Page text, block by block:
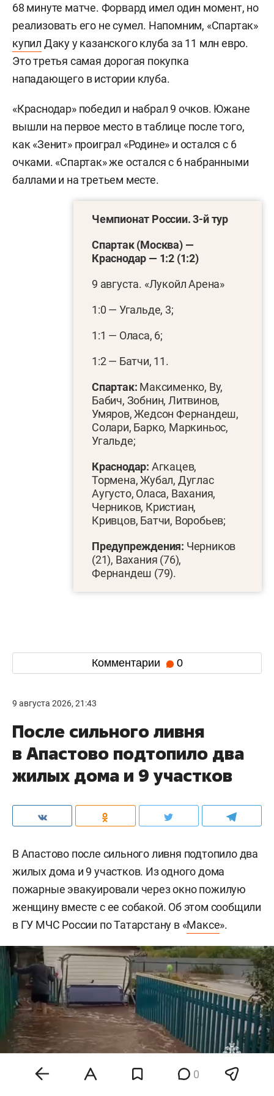
68 минуте матче. Форвард имел один момент, но
реализовать его не сумел. Напомним, «Спартак»
купил Даку у казанского клуба за 11 млн евро.
Это третья самая дорогая покупка
нападающего в истории клуба.
«Краснодар» победил и набрал 9 очков. Южане
вышли на первое место в таблице после того,
как «Зенит» проиграл «Родине» и остался с 6
очками. «Спартак» же остался с 6 набранными
баллами и на третьем месте.
Чемпионат России. 3-й тур
Спартак (Москва) —
Краснодар — 1:2 (1:2)
9 августа. «Лукойл Арена»
1:0 — Угальде, 3;
1:1 — Оласа, 6;
1:2 — Батчи, 11.
Спартак: Максименко, Ву,
Бабич, Зобнин, Литвинов,
Умяров, Жедсон Фернандеш,
Солари, Барко, Маркиньос,
Угальде;
Краснодар: Агкацев,
Тормена, Жубал, Дуглас
Аугусто, Оласа, Вахания,
Черников, Кристиан,
Кривцов, Батчи, Воробьев;
Предупреждения: Черников
(21), Вахания (76),
Фернандеш (79).
Комментарии 0
9 августа 2026, 21:43
После сильного ливня
в Апастово подтопило два
жилых дома и 9 участков
В Апастово после сильного ливня подтопило два
жилых дома и 9 участков. Из одного дома
пожарные эвакуировали через окно пожилую
женщину вместе с ее собакой. Об этом сообщили
в ГУ МЧС России по Татарстану в «Максе».
0